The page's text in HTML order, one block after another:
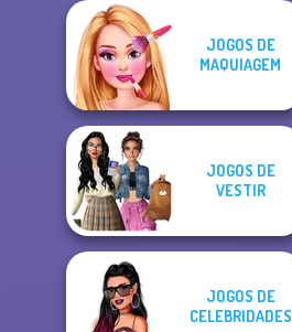
Samurai Spirit
Legacy of Honor
JOGOS DE
MAQUIAGEM
JOGOS DE
VESTIR
JOGOS DE
CELEBRIDADES